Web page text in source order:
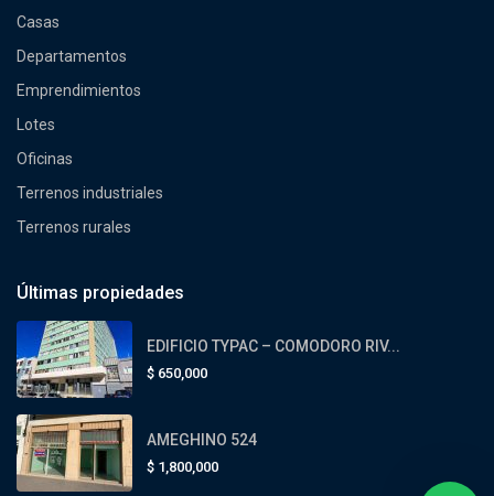
Casas
Departamentos
Emprendimientos
Lotes
Oficinas
Terrenos industriales
Terrenos rurales
Últimas propiedades
EDIFICIO TYPAC – COMODORO RIV...
$ 650,000
AMEGHINO 524
$ 1,800,000